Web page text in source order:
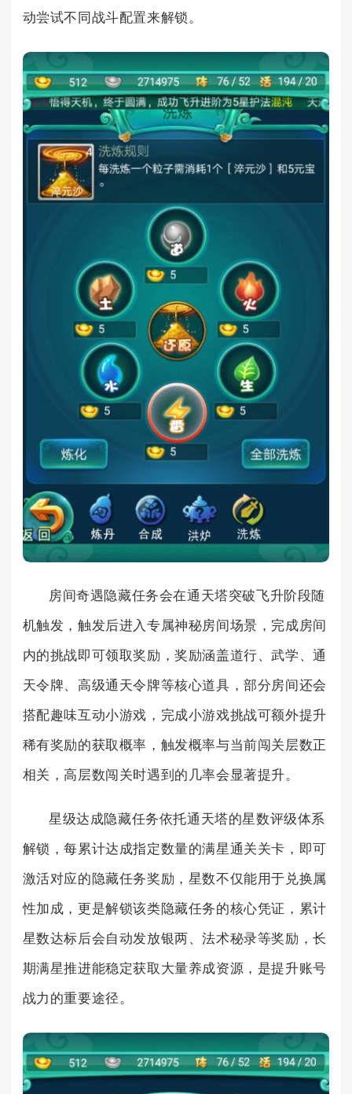
动尝试不同战斗配置来解锁。
房间奇遇隐藏任务会在通天塔突破飞升阶段随
机触发，触发后进入专属神秘房间场景，完成房间
内的挑战即可领取奖励，奖励涵盖道行、武学、通
天令牌、高级通天令牌等核心道具，部分房间还会
搭配趣味互动小游戏，完成小游戏挑战可额外提升
稀有奖励的获取概率，触发概率与当前闯关层数正
相关，高层数闯关时遇到的几率会显著提升。
星级达成隐藏任务依托通天塔的星数评级体系
解锁，每累计达成指定数量的满星通关关卡，即可
激活对应的隐藏任务奖励，星数不仅能用于兑换属
性加成，更是解锁该类隐藏任务的核心凭证，累计
星数达标后会自动发放银两、法术秘录等奖励，长
期满星推进能稳定获取大量养成资源，是提升账号
战力的重要途径。